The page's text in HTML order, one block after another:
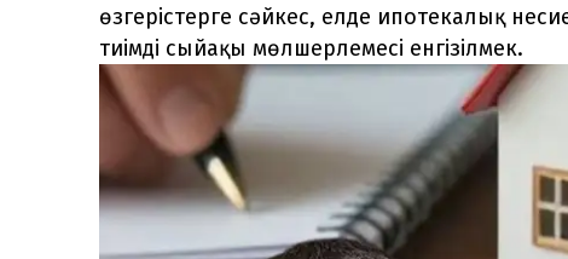
өзгерістерге сәйкес, елде ипотекалық
тиімді сыйақы мөлшерлемесі енгізілмек.